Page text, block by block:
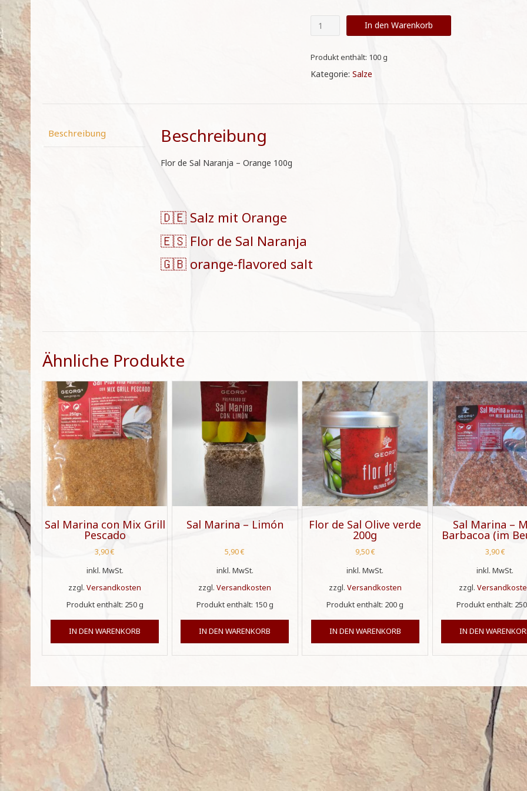
Flor
de
Naranja
-
Orange
In den Warenkorb
Produkt enthält: 100g
Kategorie: Salze
Beschreibung Beschreibung
Flor de Sal Naranja – Orange 100g
🇩🇪 Salz mit Orange
🇪🇸 Flor de Sal Naranja
🇬🇧 orange-flavored salt
Ähnliche Produkte
Sal Marina con Mix Grill
Pescado
3,90€
inkl. MwSt.
zzgl.Versandkosten
Produkt enthält: 250g
IN DEN WARENKORB
Sal Marina – Limón
5,90€
inkl. MwSt.
zzgl.Versandkosten
Produkt enthält: 150g
IN DEN WARENKORB
Flor de Sal Olive verde
200g
9,50€
inkl. MwSt.
zzgl. Versandkosten
Produkt enthält: 200g
IN DEN WARENKORB
Sal Marina –
Barbacoa (im
3,90€
inkl. MwSt.
zzgl.
Produkt enthält:
IN DEN